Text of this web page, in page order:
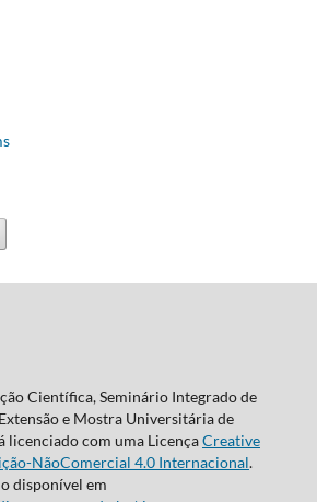
Científica, Seminário Integrado de
e Mostra Universitária de
licenciado com uma LicençaCreative
NãoComercial 4.0 Internacional.
disponível em